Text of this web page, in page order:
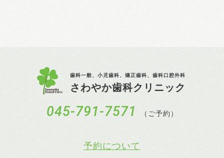
歯科一般、小児歯科、矯正歯科、歯科口腔外科
さわやか歯科クリニック
045-791-7571 （ご予約）
予約について